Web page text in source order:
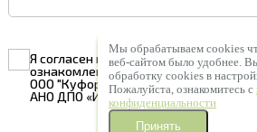
Мы обрабатываем cookies
веб-сайтом было удобнее.
обработку сookies в
Пожалуйста, ознакомитесь с
конфиденциальности
Принять
Я согласен наобработку
ознакомлен с условиямиПолитики
ООО "Куформ" и условиямиПолитики
АНО ДПО «ИКТ «Статус»